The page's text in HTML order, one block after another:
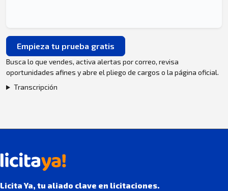
Empieza tu prueba gratis
Busca lo que vendes, activa alertas por correo, revisa
oportunidades afines y abre el pliego de cargos o la página oficial.
Transcripción
Licita Ya, tu aliado clave en licitaciones.